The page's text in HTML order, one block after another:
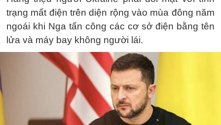
trạng mất điện trên diện rộng vào mùa đông năm
ngoái khi Nga tấn công các cơ sở điện bằng tên
lửa và máy bay không người lái.